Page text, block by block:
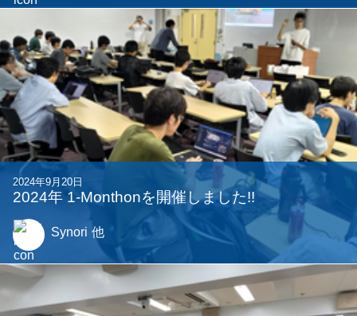
2024年9月20日
2024年 1-Monthonを開催しました!!
Synori 他